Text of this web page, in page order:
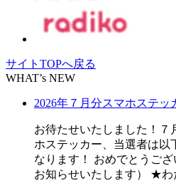
サイトTOPへ戻る
WHAT’s NEW
2026年７月分スマホステッ
お待たせいたしました！７
ホステッカー、当選者は以
なります！ おめでとうご
お知らせいたします） ★